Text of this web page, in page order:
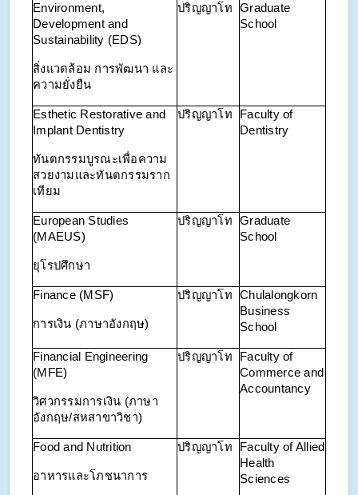
Environment,
Development and
Sustainability (EDS)
สิ่งแวดล้อม การพัฒนา และ
ความยั่งยืน
ปริญญาโท
Graduate
School
Esthetic Restorative and
Implant Dentistry
ทันตกรรมบูรณะเพื่อความ
สวยงามและทันตกรรมราก
เทียม
ปริญญาโท
Faculty of
Dentistry
European Studies
(MAEUS)
ยุโรปศึกษา
ปริญญาโท
Graduate
School
Finance (MSF)
การเงิน (ภาษาอังกฤษ)
ปริญญาโท
Chulalongkorn
Business
School
Financial Engineering
(MFE)
วิศวกรรมการเงิน (ภาษา
อังกฤษ/สหสาขาวิชา)
ปริญญาโท
Faculty of
Commerce and
Accountancy
Food and Nutrition
อาหารและโภชนาการ
ปริญญาโท
Faculty of Allied
Health
Sciences